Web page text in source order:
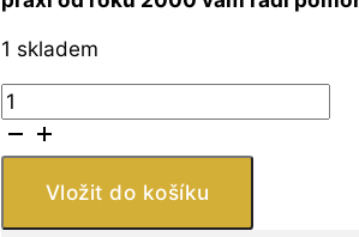
1 skladem
Stříbrná
mince
Gorila
Vložit do košíku